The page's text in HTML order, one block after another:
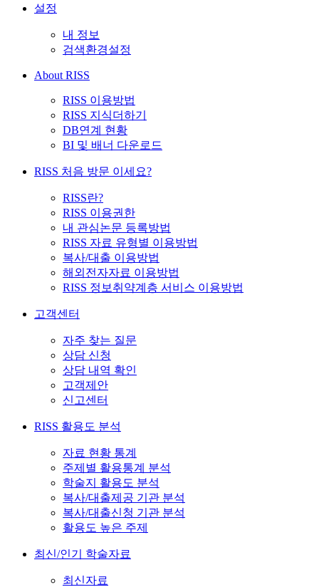
설정
내 정보
검색환경설정
About RISS
RISS 이용방법
RISS 지식더하기
DB연계 현황
BI 및 배너 다운로드
RISS 처음 방문 이세요?
RISS란?
RISS 이용권한
내 관심논문 등록방법
RISS 자료 유형별 이용방법
복사/대출 이용방법
해외전자자료 이용방법
RISS 정보취약계층 서비스 이용방법
고객센터
자주 찾는 질문
상담 신청
상담 내역 확인
고객제안
신고센터
RISS 활용도 분석
자료 현황 통계
주제별 활용통계 분석
학술지 활용도 분석
복사/대출제공 기관 분석
복사/대출신청 기관 분석
활용도 높은 주제
최신/인기 학술자료
최신자료